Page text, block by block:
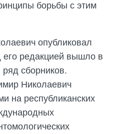
борьбы с этим
опубликовал
его редакцией вышло в
сборников.
Николаевич
на республиканских